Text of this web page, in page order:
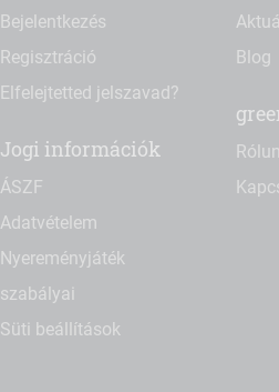
Bejelentkezés
Regisztráció
Elfelejtetted jelszavad?
Jogi információk
ÁSZF
Adatvételem
Nyereményjáték
szabályai
Süti beállítások
Blog